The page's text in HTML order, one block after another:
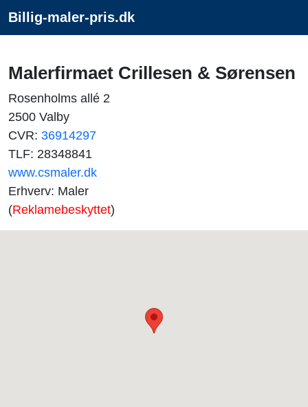
Billig-maler-pris.dk
Malerfirmaet Crillesen & Sørensen
Rosenholms allé 2
2500 Valby
CVR: 36914297
TLF: 28348841
www.csmaler.dk
Erhverv: Maler
(Reklamebeskyttet)